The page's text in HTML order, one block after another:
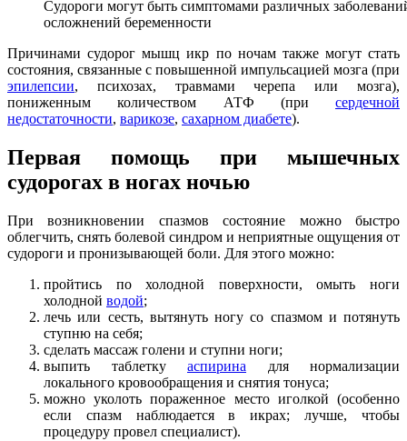
Судороги могут быть симптомами различных
осложнений беременности
Причинами судорог мышц икр по ночам также могут стать
состояния, связанные с повышенной импульсацией мозга (при
эпилепсии, психозах, травмами черепа или мозга),
пониженным количеством АТФ (при сердечной
недостаточности, варикозе, сахарном диабете).
Первая помощь при мышечных
судорогах в ногах ночью
При возникновении спазмов состояние можно быстро
облегчить, снять болевой синдром и неприятные ощущения от
судороги и пронизывающей боли. Для этого можно:
пройтись по холодной поверхности, омыть ноги
холодной водой;
лечь или сесть, вытянуть ногу со спазмом и потянуть
ступню на себя;
сделать массаж голени и ступни ноги;
выпить таблетку аспирина для нормализации
локального кровообращения и снятия тонуса;
можно уколоть пораженное место иголкой (особенно
если спазм наблюдается в икрах; лучше, чтобы
процедуру провел специалист).